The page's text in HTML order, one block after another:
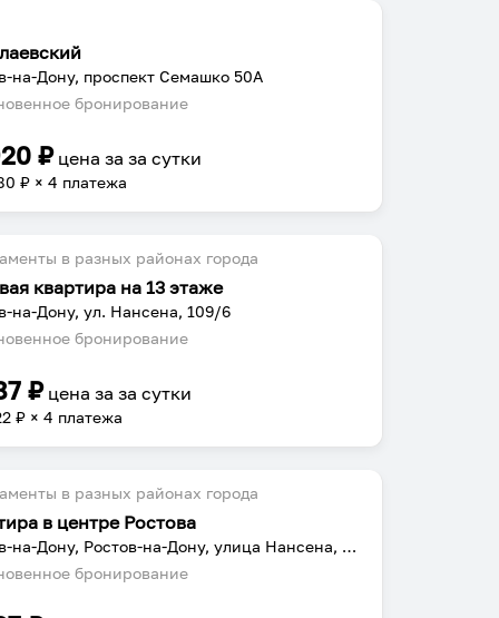
на-Дону, проспект Семашко 50А
бронирование
₽ цена заза сутки
₽ × 4 платежа
в разных районах города
квартира на 13 этаже
на-Дону, ул. Нансена, 109/6
бронирование
₽ цена заза сутки
₽ × 4 платежа
в разных районах города
в центре Ростова
Ростов-на-Дону, Ростов-на-Дону, улица Нансена, 109/2
бронирование